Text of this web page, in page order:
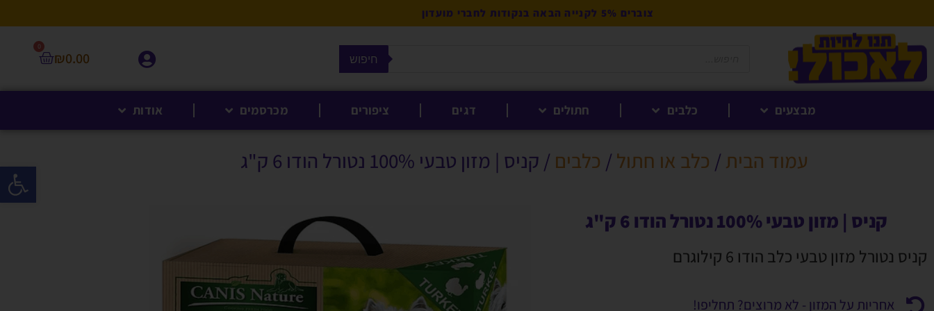
פתח
צוברים 5% לקנייה הבאה בנקודות לחברי מועדון
חיפוש ₪0.00
0
מבצעים כלבים חתולים דגים ציפורים מכרסמים אודות
עמוד הבית / כלב או חתול / כלבים / קניס | מזון טבעי 100% נטורל הודו 6 ק"ג
קניס | מזון טבעי 100% נטורל הודו 6 ק"ג
קניס נטורל מזון טבעי כלב הודו 6 קילוגרם
אחריות על המזון - לא מרוצים? תחליפו!